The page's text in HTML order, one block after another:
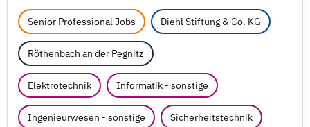
Senior Professional Jobs Diehl Stiftung & Co. KG
Röthenbach an der Pegnitz
Elektrotechnik Informatik - sonstige
Ingenieurwesen - sonstige Sicherheitstechnik